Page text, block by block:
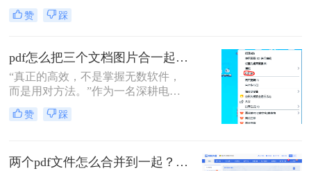
让你精心排版的文档面目全
非。”——这是从业多年，处理过上
赞 踩
pdf怎么把三个文档图片合一起？三招搞定，最后一招在线即用无门槛！
“真正的高效，不是掌握无数软件，
而是用对方法。”作为一名深耕电脑
办公软件测评多年的博主，小编经常
在后台收到类似的求助：“手头有三
一个PDF文件里？”
赞 踩
两个pdf文件怎么合并到一起？一篇涵盖所有主流方法的终极指南！